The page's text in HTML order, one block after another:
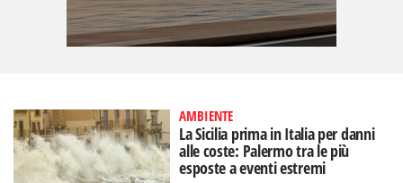
AMBIENTE
La Sicilia prima in Italia per danni
alle coste: Palermo tra le più
esposte a eventi estremi